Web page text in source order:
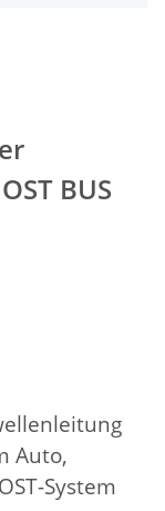
BUS
Auto,
System